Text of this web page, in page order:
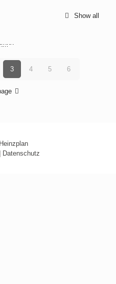
Show all
3 4 5 6
Datenschutz